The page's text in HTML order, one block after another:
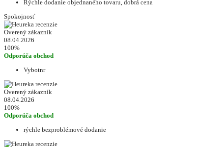
Rýchle dodanie objednaného tovaru, dobrá cena
Spokojnosť
Overený zákazník
08.04.2026
100%
Odporúča obchod
Vybotnr
Overený zákazník
08.04.2026
100%
Odporúča obchod
rýchle bezproblémové dodanie